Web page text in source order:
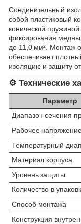
Соединительный
собой пластиковый
конической
фиксирования
до 11,0 мм². Монтаж
обеспечивает
изоляцию и защиту
⚙️ Технические
Параметр
Диапазон сечения
Рабочее напряжение
Температурный
Материал корпуса
Уровень защиты
Количество в
Способ монтажа
Конструкция